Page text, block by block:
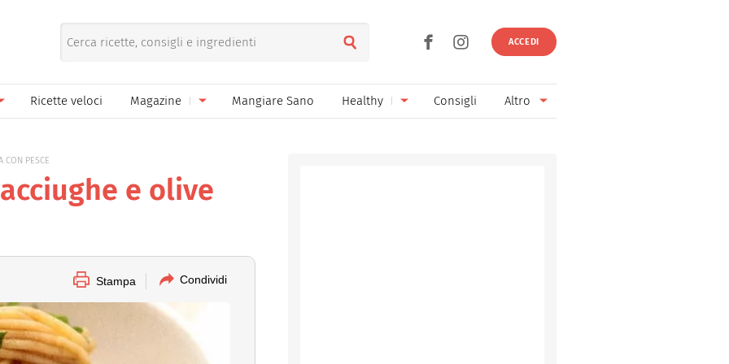
ACCEDI
Pane pizza focacce
Salse e sughi
Ricette di base
Bevande
Ricette veloci Magazine Mangiare Sano Healthy Consigli Altro
CON PESCE
e olive
Stampa Condividi